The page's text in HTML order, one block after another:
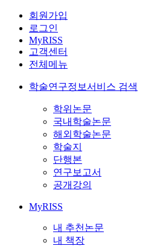
회원가입
로그인
MyRISS
고객센터
전체메뉴
학술연구정보서비스 검색
학위논문
국내학술논문
해외학술논문
학술지
단행본
연구보고서
공개강의
MyRISS
내 추천논문
내 책장